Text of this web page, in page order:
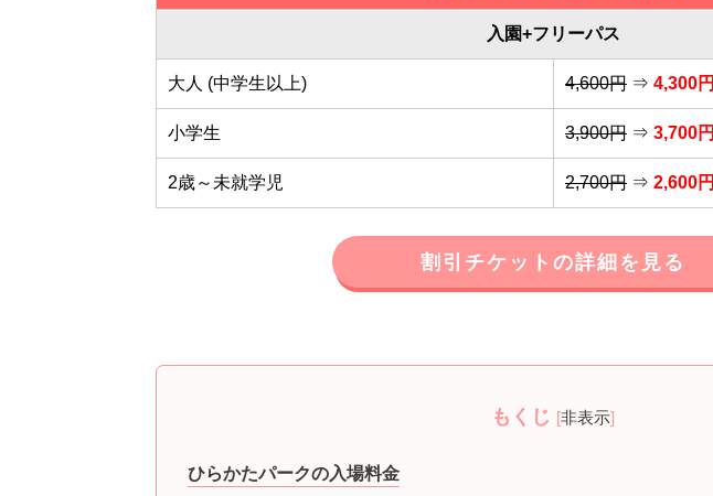
入園+フリーパス
大人 (中学生以上) 4,600円⇒ 4,300円
小学生 3,900円⇒ 3,700円
2歳～未就学児 2,700円⇒ 2,600円
割引チケットの詳細を見る
もくじ [非表示]
ひらかたパークの入場料金